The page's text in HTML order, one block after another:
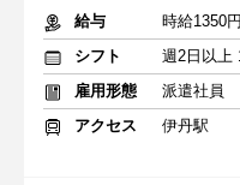
給与
シフト
雇用形態
派遣社員
アクセス
伊丹駅